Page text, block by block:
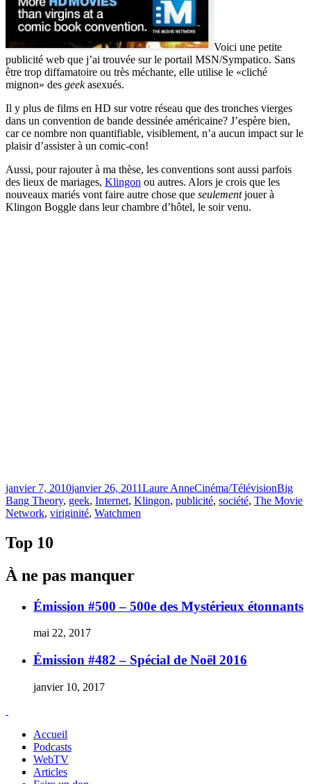
Voici une petite
publicité web que j’ai trouvée sur le portail MSN/Sympatico. Sans
être trop diffamatoire ou très méchante, elle utilise le «cliché
mignon» des geekasexués.
Il y plus de films en HD sur votre réseau que des tronches vierges
dans un convention de bande dessinée américaine? J’espère bien,
car ce nombre non quantifiable, visiblement, n’a aucun impact sur le
plaisir d’assister à un comic-con!
Aussi, pour rajouter à ma thèse, les conventions sont aussi parfois
des lieux de mariages, Klingon ou autres. Alors je crois que les
nouveaux mariés vont faire autre chose que seulementjouer à
Klingon Boggle dans leur chambre d’hôtel, le soir venu.
Publié
le
janvier 7, 2010janvier 26, 2011Laure AnneCatégories
Cinéma/TélévisionBig
Bang Theory, geek, Internet, Klingon, publicité, société, The Movie
Network, viriginité, Watchmen
Top 10
À ne pas manquer
Émission #500 – 500e des Mystérieux étonnants
mai 22, 2017
Émission #482 – Spécial de Noël 2016
janvier 10, 2017
Accueil
Podcasts
WebTV
Articles